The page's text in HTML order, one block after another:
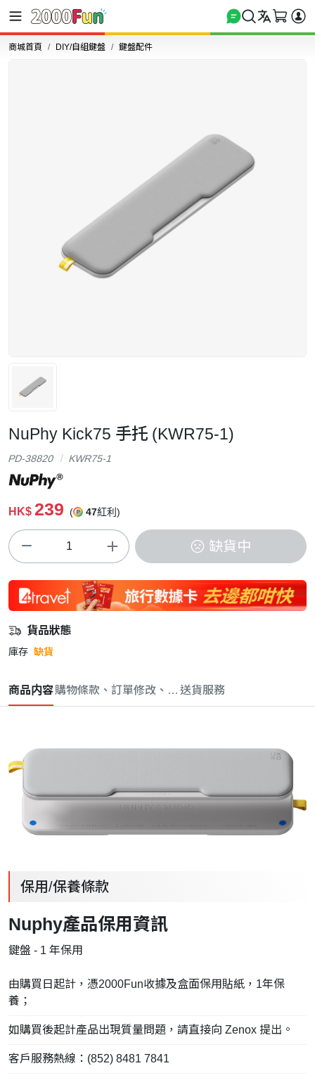
商城首頁 DIY/自組鍵盤 鍵盤配件
NuPhy Kick75 手托 (KWR75-1)
PD-38820 KWR75-1
HK$ 239 ( 47紅利)
缺貨中
貨品狀態
庫存 缺貨
商品内容購物條款、訂單修改、取消與退款政策
送貨服務
保用/保養條款
Nuphy產品保用資訊
鍵盤 - 1 年保用
由購買日起計，憑2000Fun收據及盒面保用貼紙，1年保
養；
如購買後起計產品出現質量問題，請直接向 Zenox 提出。
客戶服務熱線：(852) 8481 7841